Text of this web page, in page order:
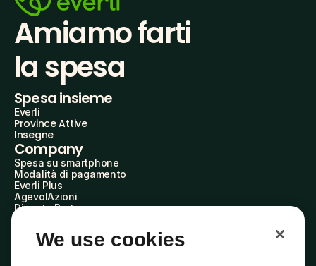
Amiamo farti
la spesa
Spesa insieme
Everli
Province Attive
Insegne
Company
Spesa su smartphone
Modalità di pagamento
Everli Plus
AgevolAzioni
Diventa Partner
Everli Shoppers
About Us
We use cookies